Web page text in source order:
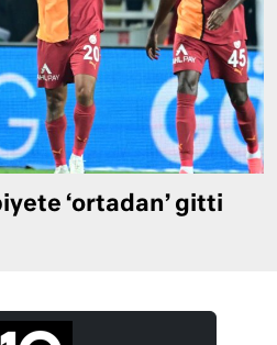
‘ortadan’ gitti